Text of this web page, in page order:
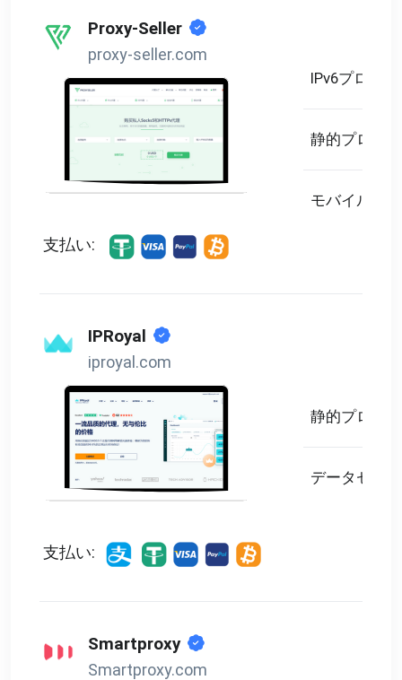
Proxy-Seller
proxy-seller.com
支払い:
IPv6プロキシ
静的プロキシ
モバイルプ
IPRoyal
iproyal.com
支払い:
静的プロキシ
データセン
Smartproxy
Smartproxy.com